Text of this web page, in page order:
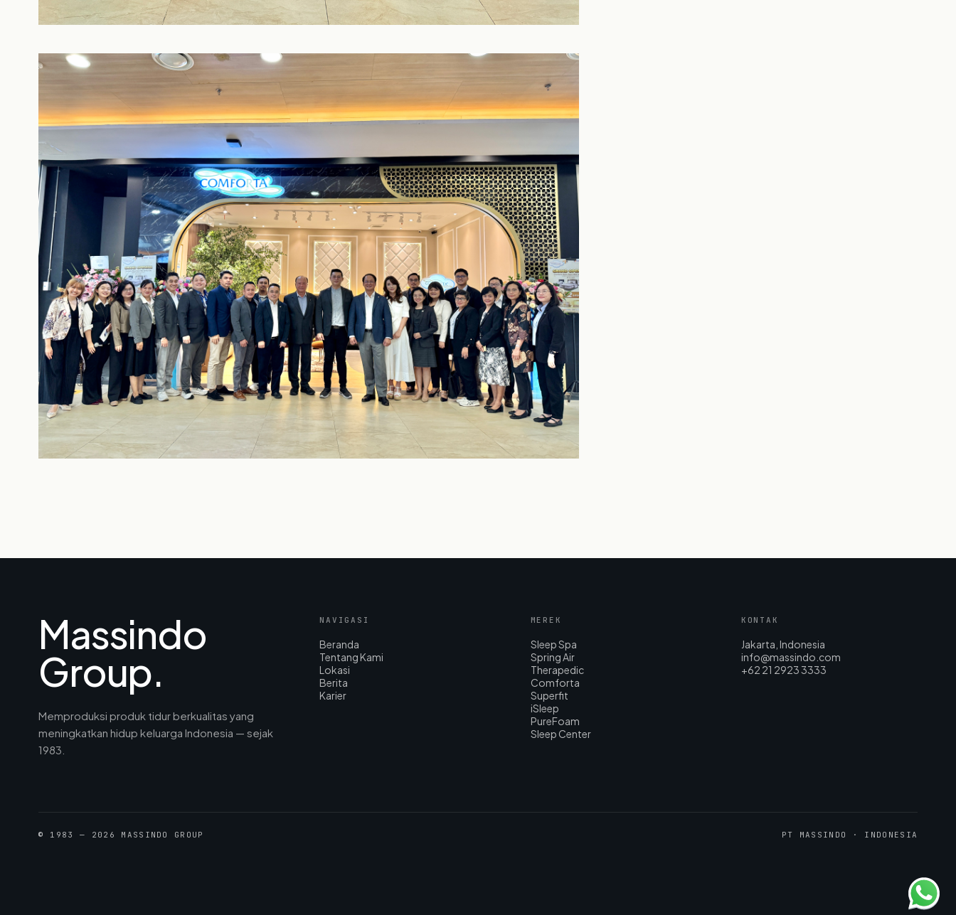
Massindo
Group.
Memproduksi produk tidur berkualitas yang
meningkatkan hidup keluarga Indonesia — sejak
1983.
NAVIGASI
Beranda
Tentang Kami
Lokasi
Berita
Karier
MEREK
Sleep Spa
Spring Air
Therapedic
Comforta
Superfit
iSleep
PureFoam
Sleep Center
KONTAK
Jakarta, Indonesia
info@massindo.com
+62 21 2923 3333
© 1983 — 2026 MASSINDO GROUP PT MASSINDO · INDONESIA